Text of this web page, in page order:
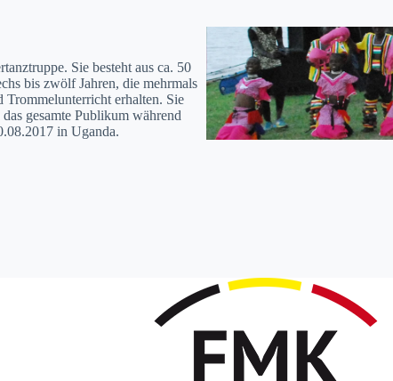
Sie beste­ht aus ca. 50
bis zwölf Jahren, die mehrmals
Trom­melun­ter­richt erhal­ten. Sie
gesamte Pub­likum während
in Ugan­da.